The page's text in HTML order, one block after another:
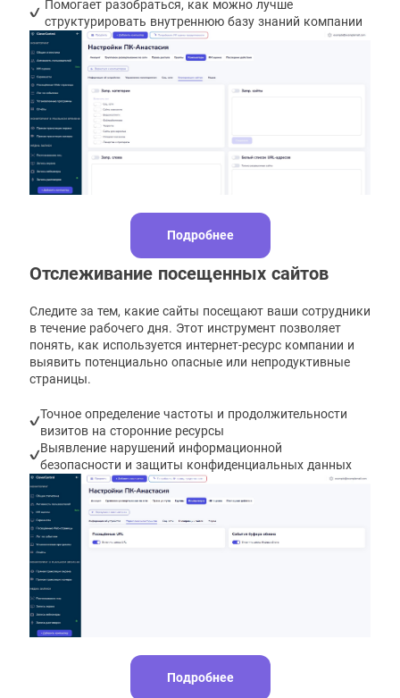
Помогает разобраться, как можно лучше
структурировать внутреннюю базу знаний компании
Подробнее
Отслеживание посещенных сайтов
Следите за тем, какие сайты посещают ваши сотрудники
в течение рабочего дня. Этот инструмент позволяет
понять, как используется интернет-ресурс компании и
выявить потенциально опасные или непродуктивные
страницы.
Точное определение частоты и продолжительности
визитов на сторонние ресурсы
Выявление нарушений информационной
безопасности и защиты конфиденциальных данных
Подробнее